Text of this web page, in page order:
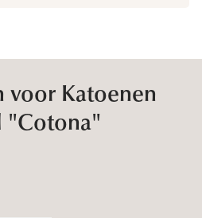
voor Katoenen
"Cotona"